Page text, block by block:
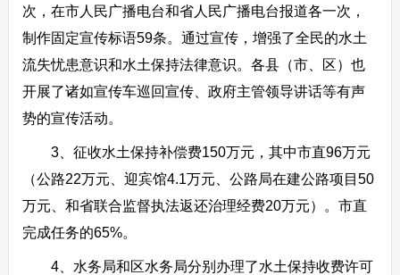
次，在市人民广播电台和省人民广播电台报道各一次，
制作固定宣传标语59条。通过宣传，增强了全民的水土
流失忧患意识和水土保持法律意识。各县（市、区）也
开展了诸如宣传车巡回宣传、政府主管领导讲话等有声
势的宣传活动。
3、征收水土保持补偿费150万元，其中市直96万元
（公路22万元、迎宾馆4.1万元、公路局在建公路项目50
万元、和省联合监督执法返还治理经费20万元）。市直
完成任务的65%。
4、水务局和区水务局分别办理了水土保持收费许可